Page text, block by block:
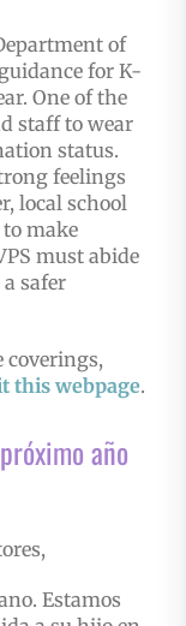
of
for K-
One of the
staff to wear
status.
feelings
local school
make
must abide
safer
coverings,
this webpage.
año
Estamos